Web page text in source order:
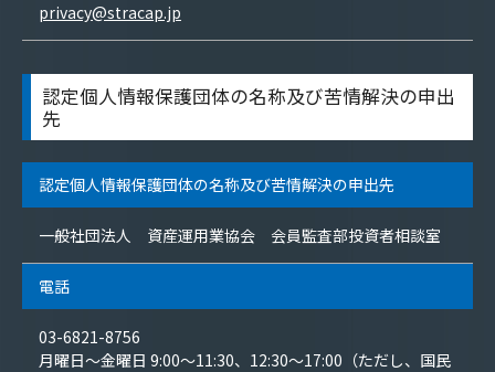
privacy@stracap.jp
認定個人情報保護団体の名称及び苦情解決の申出
先
認定個人情報保護団体の名称及び苦情解決の申出先
一般社団法人 資産運用業協会 会員監査部投資者相談室
電話
03-6821-8756
月曜日〜金曜日 9:00〜11:30、12:30〜17:00（ただし、国民